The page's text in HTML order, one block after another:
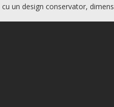
un design conservator,